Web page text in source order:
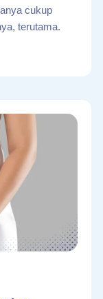
cukup
terutama.